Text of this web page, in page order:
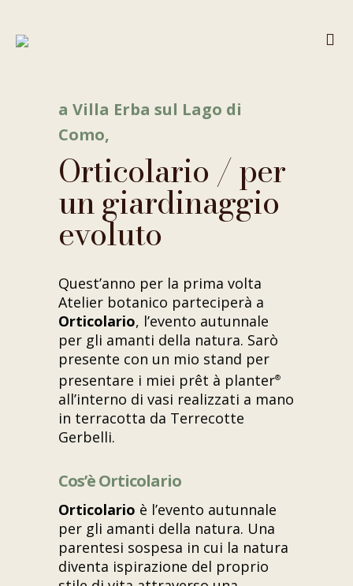
a Villa Erba sul Lago di
Como,
Orticolario / per
un giardinaggio
evoluto
Quest’anno per la prima volta
Atelier botanico parteciperà a
Orticolario, l’evento autunnale
per gli amanti della natura. Sarò
presente con un mio stand per
presentare i miei prêt à planter®
all’interno di vasi realizzati a mano
in terracotta da Terrecotte
Gerbelli.
Cos’è Orticolario
Orticolario è l’evento autunnale
per gli amanti della natura. Una
parentesi sospesa in cui la natura
diventa ispirazione del proprio